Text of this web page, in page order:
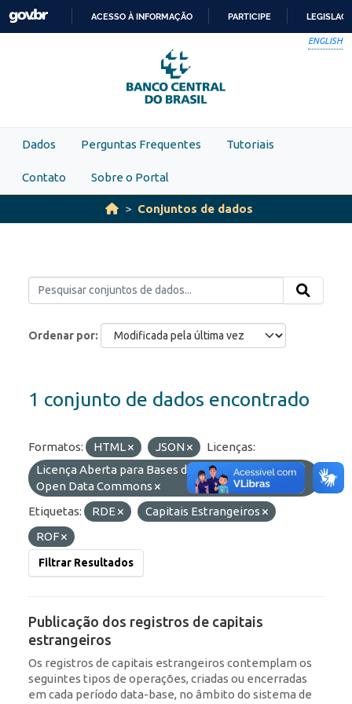
Skip to main content
PARA
O
CONTEÚDO
ACESSO À INFORMAÇÃO PARTICIPE
ENGLISH
Dados Perguntas Frequentes Tutoriais
Contato Sobre o Portal
Conjuntos de dados
Ordenar por
1 conjunto de dados encontrado
Formatos: HTML JSON
Licenças:
Licença Aberta para Bases de Dados (ODbL) do
Open Data Commons
Etiquetas:
RDE
Capitais Estrangeiros
ROF
Filtrar Resultados
Publicação dos registros de capitais
estrangeiros
Os registros de capitais estrangeiros contemplam os
seguintes tipos de operações, criadas ou encerradas
em cada período data-base, no âmbito do sistema de